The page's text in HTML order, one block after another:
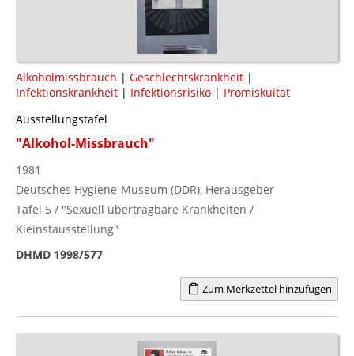
Alkoholmissbrauch | Geschlechtskrankheit |
Infektionskrankheit | Infektionsrisiko | Promiskuität
Ausstellungstafel
"Alkohol-Missbrauch"
1981
Deutsches Hygiene-Museum (DDR), Herausgeber
Tafel 5 / "Sexuell übertragbare Krankheiten /
Kleinstausstellung"
DHMD 1998/577
Zum Merkzettel hinzufügen